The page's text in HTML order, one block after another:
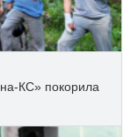
покорила